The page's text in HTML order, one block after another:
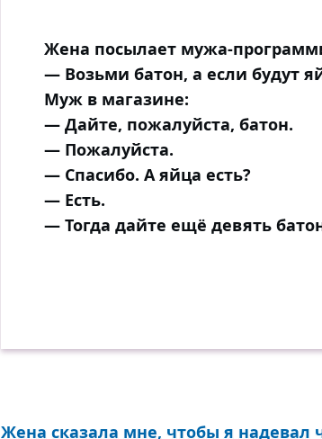
Жена посылает мужа-
— Возьми батон, а если будут
Муж в магазине:
— Дайте, пожалуйста, батон.
— Пожалуйста.
— Спасибо. А яйца есть?
— Есть.
— Тогда дайте ещё девять
Жена сказала мне, чтобы я надевал